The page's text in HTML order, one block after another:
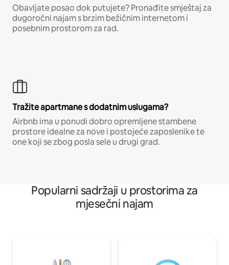
Obavljate posao dok putujete? Pronađite smještaj za
dugoročni najam s brzim bežičnim internetom i
posebnim prostorom za rad.
Tražite apartmane s dodatnim uslugama?
Airbnb ima u ponudi dobro opremljene stambene
prostore idealne za nove i postojeće zaposlenike te
one koji se zbog posla sele u drugi grad.
Popularni sadržaji u prostorima za
mjesečni najam